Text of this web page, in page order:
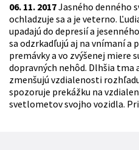
06. 11. 2017Jasného denného
ochladzuje sa a je veterno.
upadajú do depresií a
sa odzrkadľujú aj na vnímaní
premávky a vo zvýšenej miere
dopravných nehôd. Dlhšia
zmenšujú vzdialenosti
spozoruje prekážku na
svetlometov svojho vozidla.